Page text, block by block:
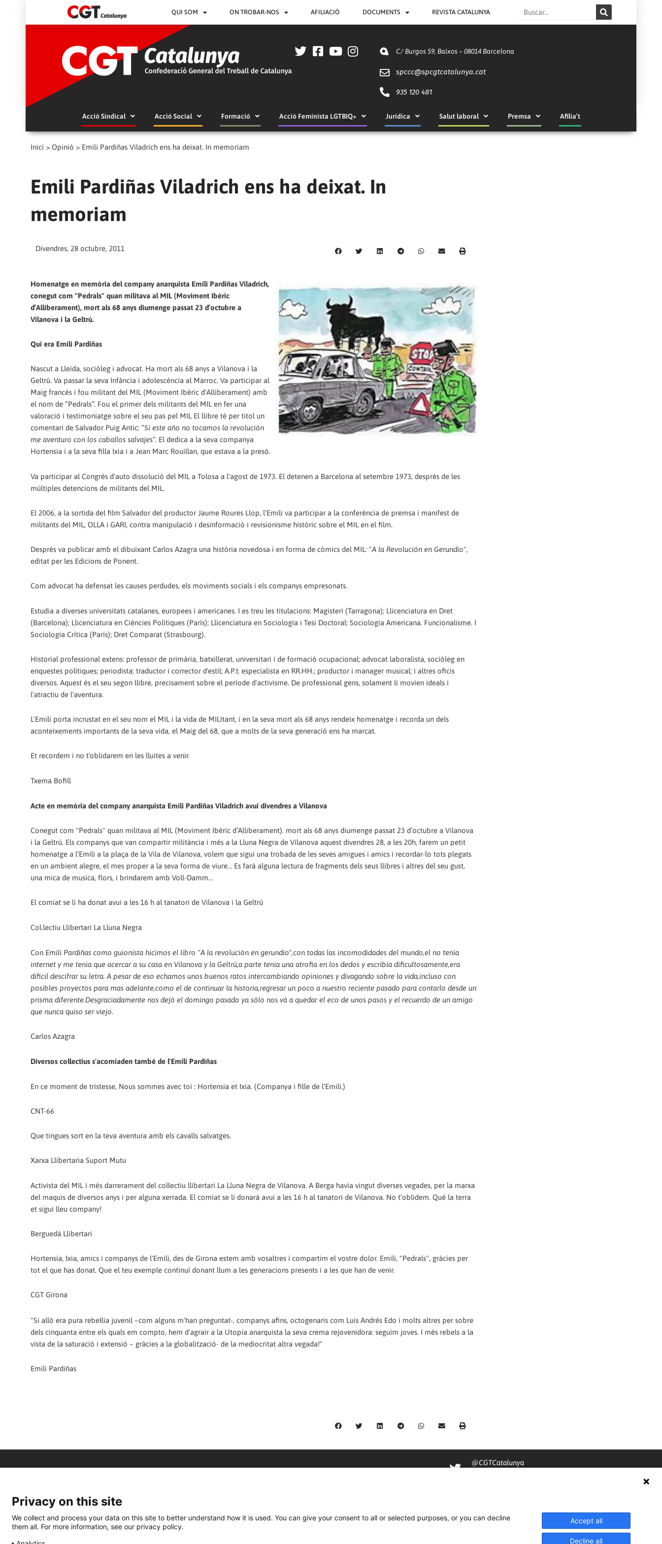
QUI SOM ON TROBAR-NOS AFILIACIÓ DOCUMENTS REVISTA CATALUNYA Search
C/ Burgos 59, Baixos – 08014 Barcelona
spccc@spcgtcatalunya.cat
935 120 481
Acció Sindical Acció Social Formació Acció Feminista LGTBIQ+ Jurídica Salut laboral Premsa Afilia’t
Inici > Opinió > Emili Pardiñas Viladrich ens ha deixat. In memoriam
Emili Pardiñas Viladrich ens ha deixat. In
memoriam
Divendres, 28 octubre, 2011
Homenatge en memòria del company anarquista Emili Pardiñas Viladrich,
conegut com "Pedrals" quan militava al MIL (Moviment Ibèric
d’Alliberament), mort als 68 anys diumenge passat 23 d’octubre a
Vilanova i la Geltrú.
Qui era Emili Pardiñas
Nascut a Lleida, sociòleg i advocat. Ha mort als 68 anys a Vilanova i la
Geltrú. Va passar la seva Infància i adolescència al Marroc. Va participar al
Maig francès i fou militant del MIL (Moviment Ibèric d'Alliberament) amb
el nom de “Pedrals”. Fou el primer dels militants del MIL en fer una
valoració i testimoniatge sobre el seu pas pel MIL El llibre té per titol un
comentari de Salvador Puig Antic: “Si este año no tocamos la revolución
me aventuro con los caballos salvajes”. El dedica a la seva companya
Hortensia i a la seva filla Ixia i a Jean Marc Rouillan, que estava a la presó.
Va participar al Congrés d'auto dissolució del MIL a Tolosa a l'agost de 1973. El detenen a Barcelona al setembre 1973, desprès de les
múltiples detencions de militants del MIL.
El 2006, a la sortida del film Salvador del productor Jaume Roures Llop, l'Emili va participar a la conferència de premsa i manifest de
militants del MIL, OLLA i GARI, contra manipulació i desinformació i revisionisme històric sobre el MIL en el film.
Després va publicar amb el dibuixant Carlos Azagra una història novedosa i en forma de còmics del MIL: "A la Revolución en Gerundio",
editat per les Edicions de Ponent.
Com advocat ha defensat les causes perdudes, els moviments socials i els companys empresonats.
Estudia a diverses universitats catalanes, europees i americanes. I es treu les titulacions: Magisteri (Tarragona); Llicenciatura en Dret
(Barcelona); Llicenciatura en Ciències Polítiques (París); Llicenciatura en Sociologia i Tesi Doctoral: Sociologia Americana. Funcionalisme. I
Sociologia Crítica (París); Dret Comparat (Strasbourg).
Historial professional extens: professor de primària, batxillerat, universitari i de formació ocupacional; advocat laboralista, sociòleg en
enquestes polítiques; periodista; traductor i corrector d'estil; A.P.I; especialista en RR.HH.; productor i manager musical; i altres oficis
diversos. Aquest és el seu segon llibre, precisament sobre el període d'activisme. De professional gens, solament li movien ideals i
l'atractiu de l'aventura.
L'Emili porta incrustat en el seu nom el MIL i la vida de MILItant, i en la seva mort als 68 anys rendeix homenatge i recorda un dels
aconteixements importants de la seva vida, el Maig del 68, que a molts de la seva generació ens ha marcat.
Et recordem i no t'oblidarem en les lluites a venir.
Txema Bofill
Acte en memòria del company anarquista Emili Pardiñas Viladrich avui divendres a Vilanova
Conegut com "Pedrals" quan militava al MIL (Moviment Ibèric d’Alliberament). mort als 68 anys diumenge passat 23 d’octubre a Vilanova
i la Geltrú. Els companys que van compartir militància i més a la Lluna Negra de Vilanova aquest divendres 28, a les 20h, farem un petit
homenatge a l’Emili a la plaça de la Vila de Vilanova, volem que sigui una trobada de les seves amigues i amics i recordar-lo tots plegats
en un ambient alegre, el mes proper a la seva forma de viure… Es farà alguna lectura de fragments dels seus llibres i altres del seu gust,
una mica de musica, flors, i brindarem amb Voll-Damm…
El comiat se li ha donat avui a les 16 h al tanatori de Vilanova i la Geltrú
Col.lectiu Llibertari La Lluna Negra
Con Emili Pardiñas como guionista hicimos el libro "A la revolución en gerundio",con todas las incomodidades del mundo,el no tenia
internet y me tenia que acercar a su casa en Vilanova y la Geltrú,a parte tenia una atrofia en los dedos y escribia dificultosamente,era
dificil descifrar su letra. A pesar de eso echamos unos buenos ratos intercambiando opiniones y divagando sobre la vida,incluso con
posibles proyectos para mas adelante,como el de continuar la historia,regresar un poco a nuestro reciente pasado para contarlo desde un
prisma diferente.Desgraciadamente nos dejó el domingo pasado ya sólo nos vá a quedar el eco de unos pasos y el recuerdo de un amigo
que nunca quiso ser viejo.
Carlos Azagra
Diversos col·lectius s'acomiaden també de l'Emili Pardiñas
En ce moment de tristesse, Nous sommes avec toi : Hortensia et Ixia. (Companya i fille de l’Emili.)
CNT-66
Que tingues sort en la teva aventura amb els cavalls salvatges.
Xarxa Llibertaria Suport Mutu
Activista del MIL i més darrerament del col·lectiu llibertari La Lluna Negra de Vilanova. A Berga havia vingut diverses vegades, per la marxa
del maquis de diversos anys i per alguna xerrada. El comiat se li donarà avui a les 16 h al tanatori de Vilanova. No t’oblidem. Què la terra
et sigui lleu company!
Berguedà Llibertari
Hortensia, Ixia, amics i companys de l'Emili, des de Girona estem amb vosaltres i compartim el vostre dolor. Emili, "Pedrals", gràcies per
tot el que has donat. Que el teu exemple continuï donant llum a les generacions presents i a les que han de venir.
CGT Girona
"Si allò era pura rebel·lia juvenil –com alguns m'han preguntat-, companys afins, octogenaris com Luis Andrés Edo i molts altres per sobre
dels cinquanta entre els quals em compto, hem d'agrair a la Utopia anarquista la seva crema rejovenidora: seguim joves. I més rebels a la
vista de la saturació i extensió – gràcies a la globalització- de la mediocritat altra vegada!"
Emili Pardiñas
@CGTCatalunya
cgtcatalunya
Privacy on this site
We collect and process your data on this site to better understand how it is used. You can give your consent to all or selected purposes, or you can decline
them all. For more information, see our privacy policy.
Accept all
Decline all